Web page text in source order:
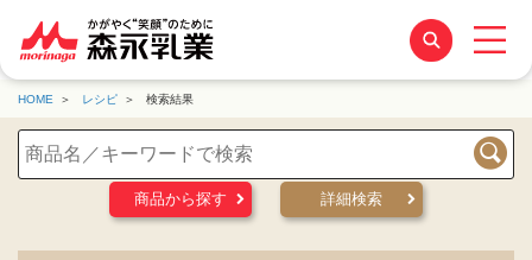
HOME レシピ 検索結果
検索
商品から探す
詳細検索